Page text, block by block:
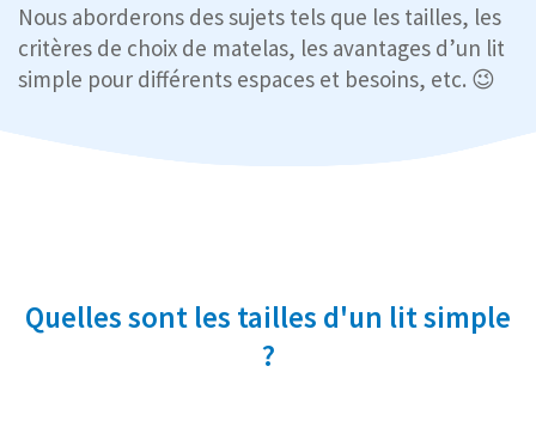
Nous aborderons des sujets tels que les tailles, les
critères de choix de matelas, les avantages d’un lit
simple pour différents espaces et besoins, etc. 😉
Quelles sont les tailles d'un lit simple
?